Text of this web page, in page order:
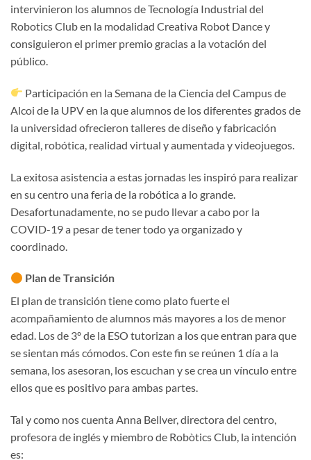
intervinieron los alumnos de Tecnología Industrial del
Robotics Club en la modalidad Creativa Robot Dance y
consiguieron el primer premio gracias a la votación del
público.
Participación en la Semana de la Ciencia del Campus de
Alcoi de la UPV en la que alumnos de los diferentes grados de
la universidad ofrecieron talleres de diseño y fabricación
digital, robótica, realidad virtual y aumentada y videojuegos.
La exitosa asistencia a estas jornadas les inspiró para realizar
en su centro una feria de la robótica a lo grande.
Desafortunadamente, no se pudo llevar a cabo por la
COVID-19 a pesar de tener todo ya organizado y
coordinado.
Plan de Transición
El plan de transición tiene como plato fuerte el
acompañamiento de alumnos más mayores a los de menor
edad. Los de 3º de la ESO tutorizan a los que entran para que
se sientan más cómodos. Con este fin se reúnen 1 día a la
semana, los asesoran, los escuchan y se crea un vínculo entre
ellos que es positivo para ambas partes.
Tal y como nos cuenta Anna Bellver, directora del centro,
profesora de inglés y miembro de Robòtics Club, la intención
es: